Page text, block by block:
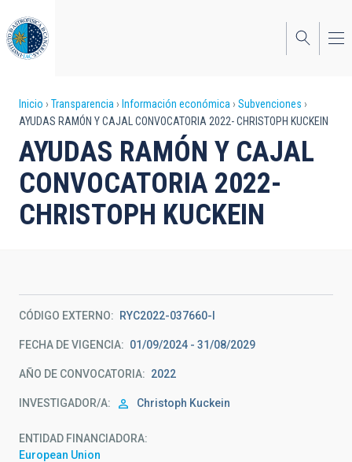
al
contenido
principal
Sobrescribir
enlaces
de
ayuda
a
Inicio Transparencia Información económica
Subvenciones
AYUDAS RAMÓN Y CAJAL CONVOCATORIA 2022- CHRISTOPH KUCKEIN
AYUDAS RAMÓN Y CAJAL
CONVOCATORIA 2022-
CHRISTOPH KUCKEIN
CÓDIGO EXTERNO RYC2022-037660-I
FECHA DE VIGENCIA 01/09/2024 - 31/08/2029
AÑO DE CONVOCATORIA 2022
INVESTIGADOR/A Christoph Kuckein
ENTIDAD FINANCIADORA
European Union